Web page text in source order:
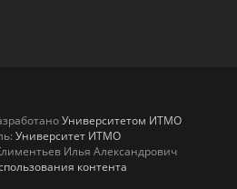
Университетом ИТМО
Университет ИТМО
Илья Александрович
контента